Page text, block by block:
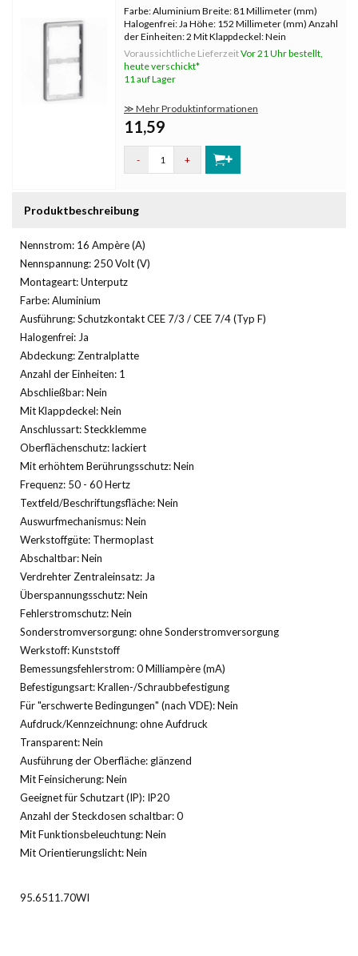
Farbe: Aluminium Breite: 81 Millimeter (mm)
Halogenfrei: Ja Höhe: 152 Millimeter (mm) Anzahl
der Einheiten: 2 Mit Klappdeckel: Nein
Oberflächenschutz: lackiert
Textfeld/Beschriftungsfläche: Nein
Werkstoffgüte: Thermoplast Werkstoff:
Kunststoff Befest
Voraussichtliche LieferzeitVor 21 Uhr bestellt,
heute verschickt*
11 auf Lager
≫ Mehr Produktinformationen
11,59
- +
Produktbeschreibung
Nennstrom: 16 Ampère (A)
Nennspannung: 250 Volt (V)
Montageart: Unterputz
Farbe: Aluminium
Ausführung: Schutzkontakt CEE 7/3 / CEE 7/4 (Typ F)
Halogenfrei: Ja
Abdeckung: Zentralplatte
Anzahl der Einheiten: 1
Abschließbar: Nein
Mit Klappdeckel: Nein
Anschlussart: Steckklemme
Oberflächenschutz: lackiert
Mit erhöhtem Berührungsschutz: Nein
Frequenz: 50 - 60 Hertz
Textfeld/Beschriftungsfläche: Nein
Auswurfmechanismus: Nein
Werkstoffgüte: Thermoplast
Abschaltbar: Nein
Verdrehter Zentraleinsatz: Ja
Überspannungsschutz: Nein
Fehlerstromschutz: Nein
Sonderstromversorgung: ohne Sonderstromversorgung
Werkstoff: Kunststoff
Bemessungsfehlerstrom: 0 Milliampère (mA)
Befestigungsart: Krallen-/Schraubbefestigung
Für "erschwerte Bedingungen" (nach VDE): Nein
Aufdruck/Kennzeichnung: ohne Aufdruck
Transparent: Nein
Ausführung der Oberfläche: glänzend
Mit Feinsicherung: Nein
Geeignet für Schutzart (IP): IP20
Anzahl der Steckdosen schaltbar: 0
Mit Funktionsbeleuchtung: Nein
Mit Orientierungslicht: Nein
95.6511.70WI